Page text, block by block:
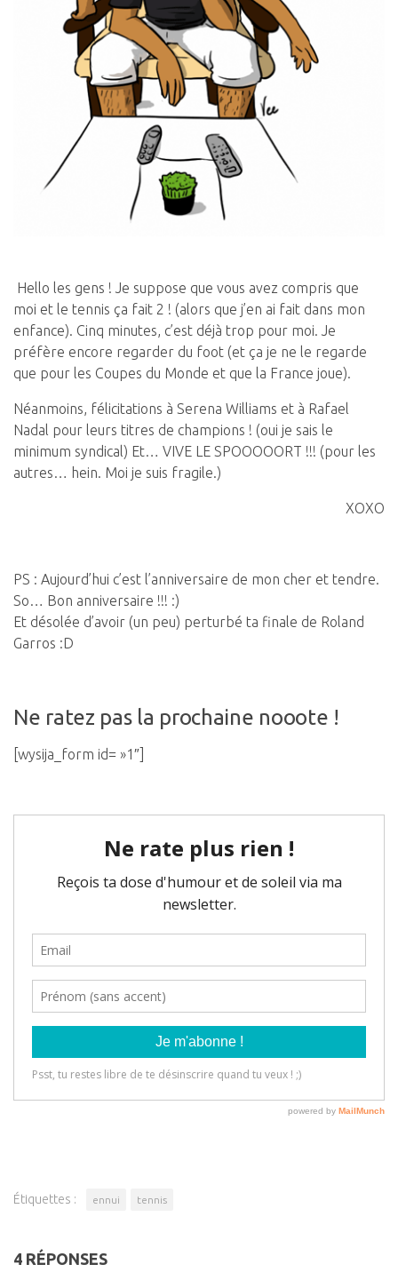
Hello les gens ! Je suppose que vous avez compris que
moi et le tennis ça fait 2 ! (alors que j’en ai fait dans mon
enfance). Cinq minutes, c’est déjà trop pour moi. Je
préfère encore regarder du foot (et ça je ne le regarde
que pour les Coupes du Monde et que la France joue).
Néanmoins, félicitations à Serena Williams et à Rafael
Nadal pour leurs titres de champions ! (oui je sais le
minimum syndical) Et… VIVE LE SPOOOOORT !!! (pour les
autres… hein. Moi je suis fragile.)
XOXO
PS : Aujourd’hui c’est l’anniversaire de mon cher et tendre.
So… Bon anniversaire !!! :)
Et désolée d’avoir (un peu) perturbé ta finale de Roland
Garros :D
Ne ratez pas la prochaine nooote !
[wysija_form id= »1″]
Étiquettes : ennui tennis
4 RÉPONSES